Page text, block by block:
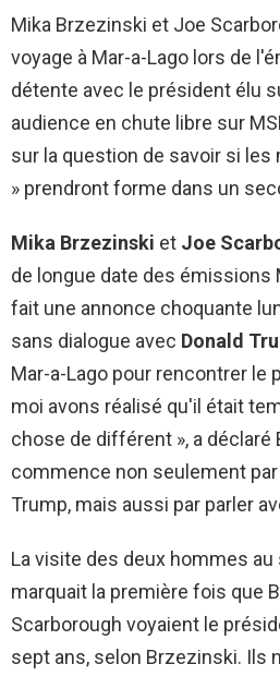
Mika Brzezinski et Joe
voyage à Mar-a-Lago lors de
détente avec le président élu
audience en chute libre sur
sur la question de savoir si les
» prendront forme dans un
Mika Brzezinski et Joe
de longue date des émissions
fait une annonce choquante
sans dialogue avec Donald
Mar-a-Lago pour rencontrer le
moi avons réalisé qu'il était
chose de différent », a déclaré
commence non seulement par
Trump, mais aussi par parler
La visite des deux hommes au
marquait la première fois que
Scarborough voyaient le
sept ans, selon Brzezinski. Ils